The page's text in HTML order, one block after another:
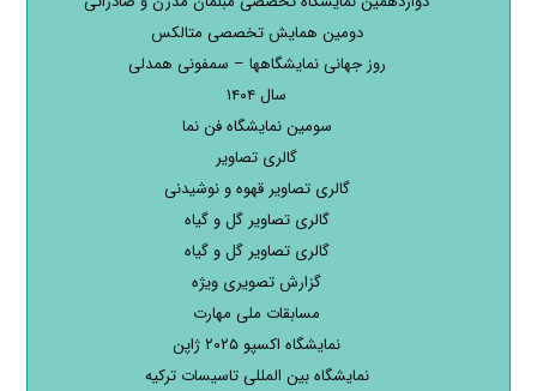
دومین همایش تخصصی متالکس
روز جهانی نمایشگاهها – سمفونی همدلی
سال ۱۴۰۴
سومین نمایشگاه فن نما
گالری تصاویر
گالری تصاویر قهوه و نوشیدنی
گالری تصاویر گل و گیاه
گالری تصاویر گل و گیاه
گزارش تصویری ویژه
مسابقات ملی مهارت
نمایشگاه اکسپو ۲۰۲۵ ژاپن
نمایشگاه بین المللی تاسیسات ترکیه